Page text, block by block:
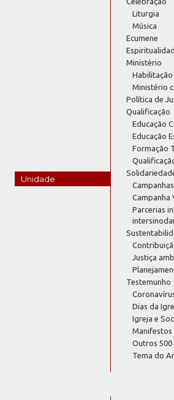
Unidade
Liturgia
Música
Ecumene
Ministério
Ministério
Política de
Qualificação
Educação
Educação
Formação
Campanha
Parcerias
Justiça
Testemunho
Dias da
Igreja e
Manifestos
Outros 500
Tema do